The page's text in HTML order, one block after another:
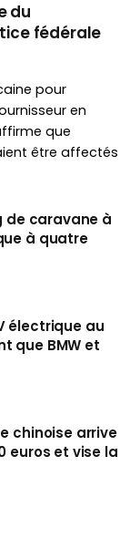
du
fédérale
pour
en
que
être affectés
de caravane à
à quatre
électrique au
que BMW et
chinoise arrive
euros et vise la